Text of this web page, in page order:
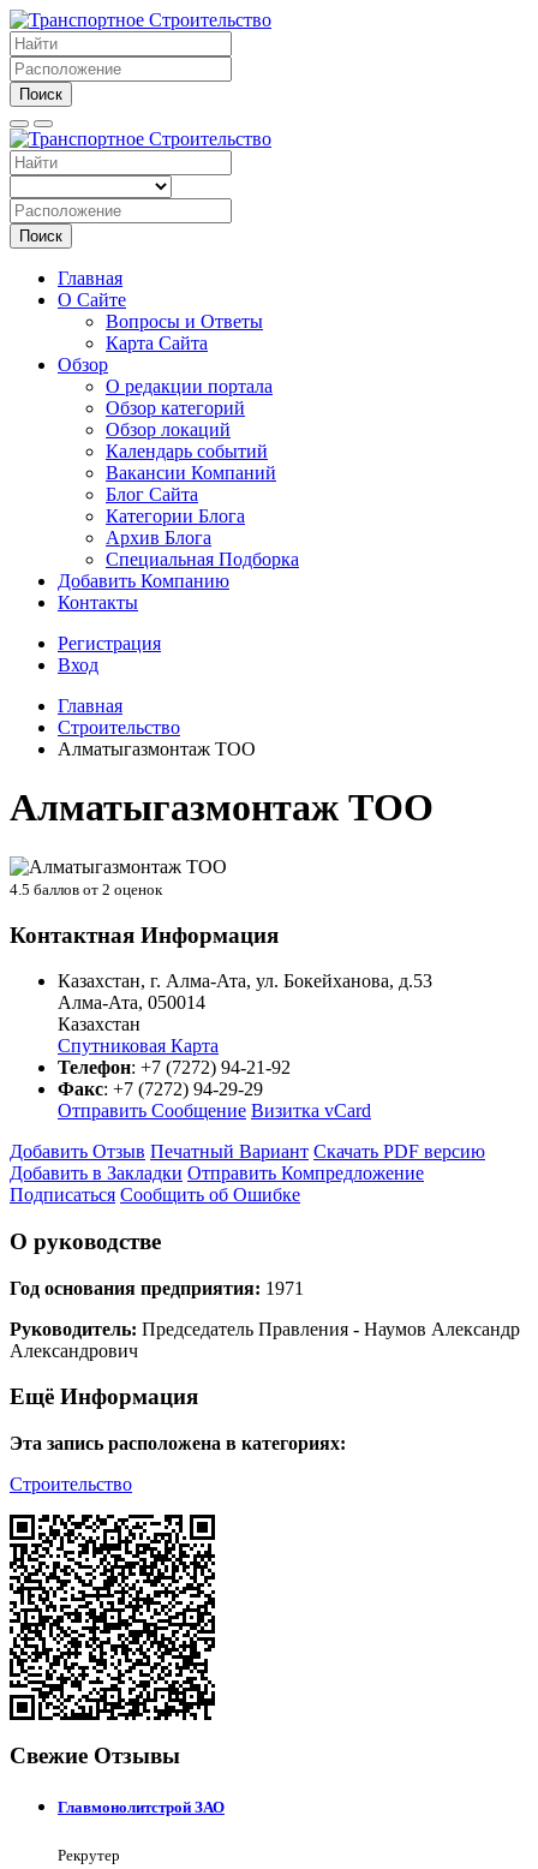
Поиск
Поиск
Главная
О Сайте
Вопросы и Ответы
Карта Сайта
Обзор
О редакции портала
Обзор категорий
Обзор локаций
Календарь событий
Вакансии Компаний
Блог Сайта
Категории Блога
Архив Блога
Специальная Подборка
Добавить Компанию
Контакты
Регистрация
Вход
Главная
Строительство
Алматыгазмонтаж ТОО
Алматыгазмонтаж ТОО
4.5 баллов от 2 оценок
Контактная Информация
Казахстан, г. Алма-Ата, ул. Бокейханова, д.53
Алма-Ата, 050014
Казахстан
Спутниковая Карта
Телефон: +7 (7272) 94-21-92
Факс: +7 (7272) 94-29-29
Отправить Сообщение Визитка vCard
Добавить Отзыв Печатный Вариант Скачать PDF версию
Добавить в Закладки Отправить Компредложение
Подписаться Сообщить об Ошибке
О руководстве
Год основания предприятия: 1971
Руководитель: Председатель Правления - Наумов Александр
Александрович
Ещё Информация
Эта запись расположена в категориях:
Строительство
Свежие Отзывы
Главмонолитстрой ЗАО
Рекрутер